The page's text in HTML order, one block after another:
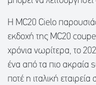
Η MC20 Cielo
εκδοχή της MC20
χρόνια νωρίτερα, το
ένα από τα πιο ακραία
ποτέ η ιταλική